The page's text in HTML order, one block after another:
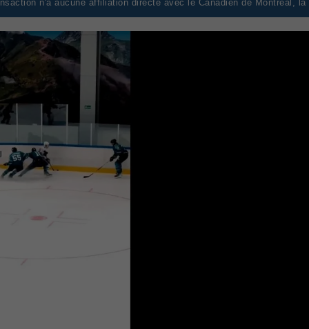
n'a aucune affiliation directe avec le Canadien de Montréal, la